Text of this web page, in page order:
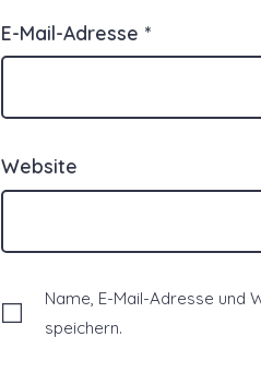
E-Mail-Adresse *
Website
Name, E-Mail-Adresse und
speichern.